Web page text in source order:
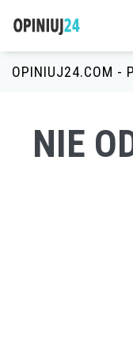
OPINIUJ24.COM -
NIE